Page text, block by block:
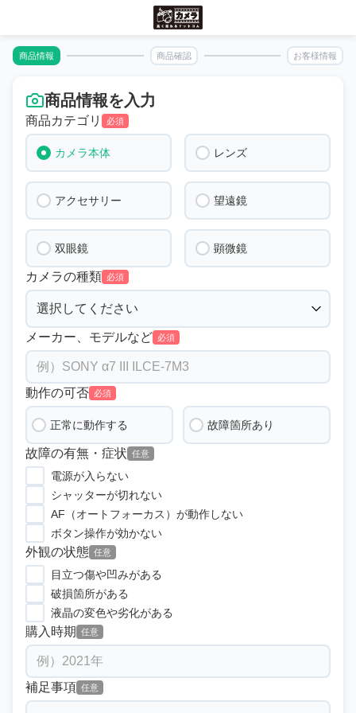
商品情報 商品確認 お客様情報
商品情報を入力
商品カテゴリ 必須
カメラ本体 レンズ
アクセサリー 望遠鏡
双眼鏡 顕微鏡
カメラの種類 必須
メーカー、モデルなど 必須
動作の可否 必須
正常に動作する 故障箇所あり
故障の有無・症状 任意
電源が入らない
シャッターが切れない
AF（オートフォーカス）が動作しない
ボタン操作が効かない
外観の状態 任意
目立つ傷や凹みがある
破損箇所がある
液晶の変色や劣化がある
購入時期 任意
補足事項 任意